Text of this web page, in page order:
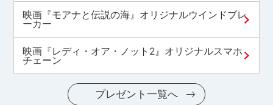
映画『モアナと伝説の海』オリジナルウインドブレ
ーカー
映画『レディ・オア・ノット2』オリジナルスマホ
チェーン
プレゼント一覧へ